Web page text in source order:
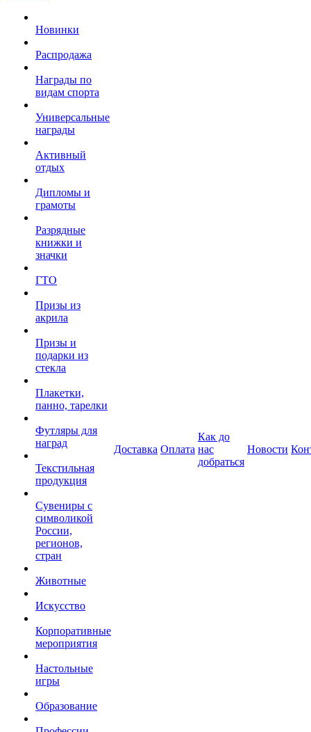
Новинки
Распродажа
Награды по
видам спорта
Универсальные
награды
Активный
отдых
Дипломы и
грамоты
Разрядные
книжки и
значки
ГТО
Призы из
акрила
Призы и
подарки из
стекла
Плакетки,
панно, тарелки
Футляры для
наград
Текстильная
продукция
Сувениры с
символикой
России,
регионов,
стран
Животные
Искусство
Корпоративные
мероприятия
Настольные
игры
Образование
Доставка Оплата
Как до
нас
добраться
Новости